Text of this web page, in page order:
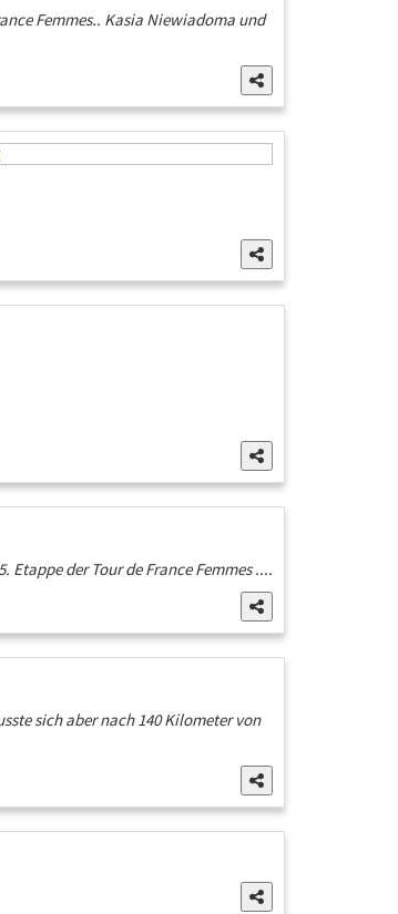
Femmes.. Kasia Niewiadoma und
Etappe der Tour de France Femmes ....
sich aber nach 140 Kilometer von